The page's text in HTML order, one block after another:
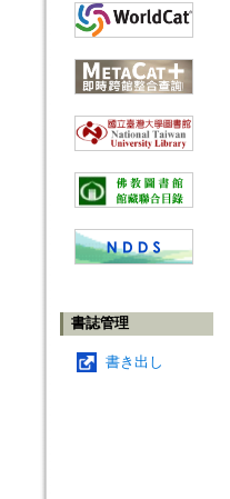
書誌管理
書き出し